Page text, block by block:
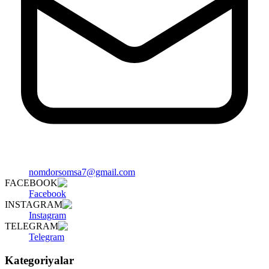
nomdorsomsa7@gmail.com
FACEBOOK
Facebook
INSTAGRAM
Instagram
TELEGRAM
Telegram
Kategoriyalar